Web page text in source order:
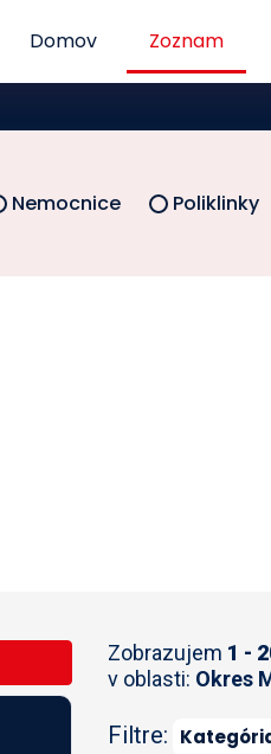
Domov Zoznam
Nemocnice Poliklinky
Zobrazujem 1 -
v oblasti: Okres
Filtre: